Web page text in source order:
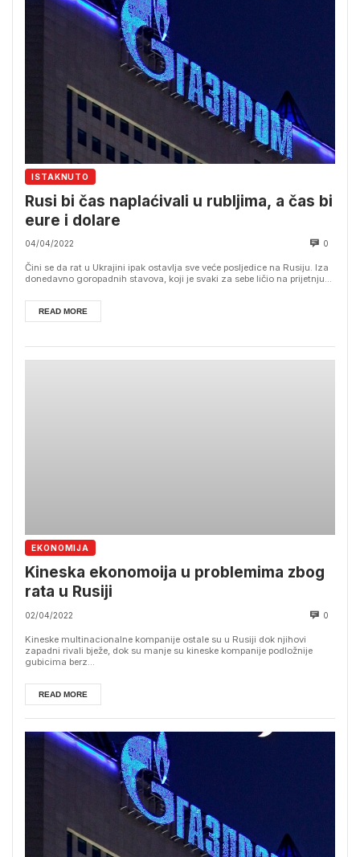
ISTAKNUTO
Rusi bi čas naplaćivali u rubljima, a čas bi
eure i dolare
04/04/2022 0
Čini se da rat u Ukrajini ipak ostavlja sve veće posljedice na Rusiju. Iza
donedavno goropadnih stavova, koji je svaki za sebe ličio na prijetnju...
READ MORE
EKONOMIJA
Kineska ekonomoija u problemima zbog
rata u Rusiji
02/04/2022 0
Kineske multinacionalne kompanije ostale su u Rusiji dok njihovi
zapadni rivali bježe, dok su manje su kineske kompanije podložnije
gubicima berz...
READ MORE